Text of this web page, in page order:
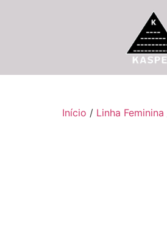
Início / Linha Feminina